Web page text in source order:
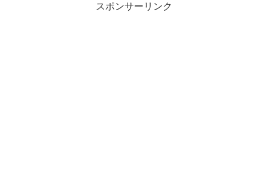
スポンサーリンク